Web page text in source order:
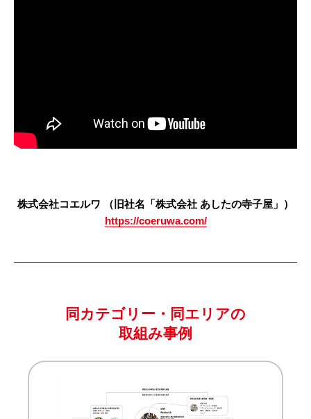
株式会社コエルワ （旧社名「株式会社 あしたの寺子屋」）
https://coeruwa.com/
同カテゴリー・同エリアの
取組み事例